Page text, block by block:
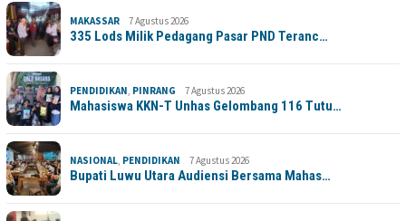
MAKASSAR 7 Agustus 2026
335 Lods Milik Pedagang Pasar PND Teranc…
PENDIDIKAN PINRANG 7 Agustus 2026
Mahasiswa KKN-T Unhas Gelombang 116 Tutu…
NASIONAL PENDIDIKAN 7 Agustus 2026
Bupati Luwu Utara Audiensi Bersama Mahas…